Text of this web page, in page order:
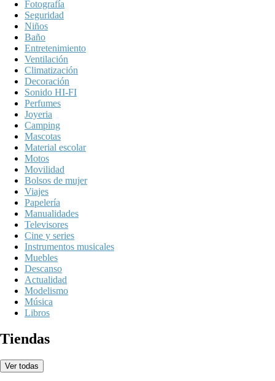
Fotografía
Seguridad
Niños
Baño
Entretenimiento
Ventilación
Climatización
Decoración
Sonido HI-FI
Perfumes
Joyeria
Camping
Mascotas
Material escolar
Motos
Movilidad
Bolsos de mujer
Viajes
Papelería
Manualidades
Televisores
Cine y series
Instrumentos musicales
Muebles
Descanso
Actualidad
Modelismo
Música
Libros
Tiendas
Ver todas